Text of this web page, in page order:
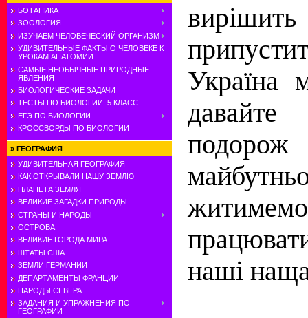
БОТАНИКА
ЗООЛОГИЯ
ИЗУЧАЕМ ЧЕЛОВЕЧЕСКИЙ ОРГАНИЗМ
УДИВИТЕЛЬНЫЕ ФАКТЫ О ЧЕЛОВЕКЕ К
УРОКАМ АНАТОМИИ
САМЫЕ НЕОБЫЧНЫЕ ПРИРОДНЫЕ
ЯВЛЕНИЯ
БИОЛОГИЧЕСКИЕ ЗАДАЧИ
ТЕСТЫ ПО БИОЛОГИИ. 5 КЛАСС
ЕГЭ ПО БИОЛОГИИ
КРОССВОРДЫ ПО БИОЛОГИИ
» ГЕОГРАФИЯ
УДИВИТЕЛЬНАЯ ГЕОГРАФИЯ
КАК ОТКРЫВАЛИ НАШУ ЗЕМЛЮ
ПЛАНЕТА ЗЕМЛЯ
ВЕЛИКИЕ ЗАГАДКИ ПРИРОДЫ
СТРАНЫ И НАРОДЫ
ОСТРОВА
ВЕЛИКИЕ ГОРОДА МИРА
ШТАТЫ США
ЗЕМЛИ ГЕРМАНИИ
ДЕПАРТАМЕНТЫ ФРАНЦИИ
НАРОДЫ СЕВЕРА
ЗАДАНИЯ И УПРАЖНЕНИЯ ПО
ГЕОГРАФИИ
Україна
наші